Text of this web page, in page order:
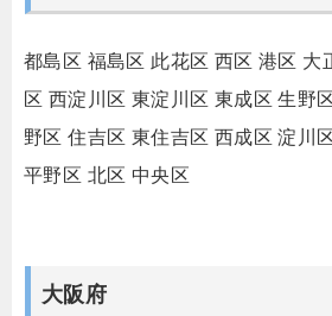
都島区 福島区 此花区 西区 港区 大
区 西淀川区 東淀川区 東成区 生野区
野区 住吉区 東住吉区 西成区 淀川区
平野区 北区 中央区
大阪府